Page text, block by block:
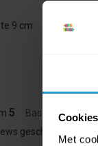
Cookies
Met
9 cm
5 Based on 0
geschreven over